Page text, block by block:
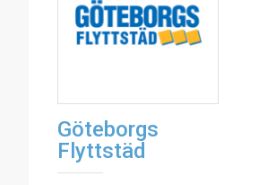
Göteborgs
Flyttstäd